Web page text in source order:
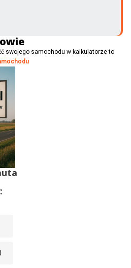
swojego samochodu w kalkulatorze to